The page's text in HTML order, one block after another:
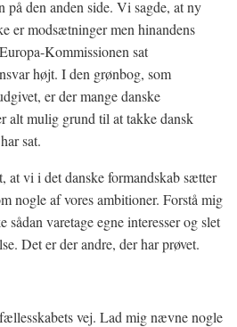
på den anden side. Vi sagde, at ny
er modsætninger men hinandens
Kommissionen sat
højt. I den grønbog, som
er der mange danske
alt mulig grund til at takke dansk
sat.
at vi i det danske formandskab sætter
nogle af vores ambitioner. Forstå mig
sådan varetage egne interesser og slet
Det er der andre, der har prøvet.
vej. Lad mig nævne nogle